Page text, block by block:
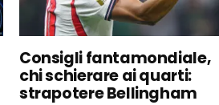
Consigli fantamondiale,
chi schierare ai quarti:
strapotere Bellingham